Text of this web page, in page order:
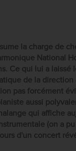
la charge de
National
Ce qui lui a laissé
de la direction
pas forcément
aussi
qui affiche
(on a
d'un concert